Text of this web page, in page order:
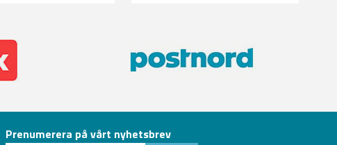
Prenumerera på vårt nyhetsbrev